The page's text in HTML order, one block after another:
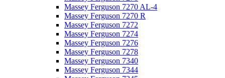
Massey Ferguson 7270 AL-4
Massey Ferguson 7270 R
Massey Ferguson 7272
Massey Ferguson 7274
Massey Ferguson 7276
Massey Ferguson 7278
Massey Ferguson 7340
Massey Ferguson 7344